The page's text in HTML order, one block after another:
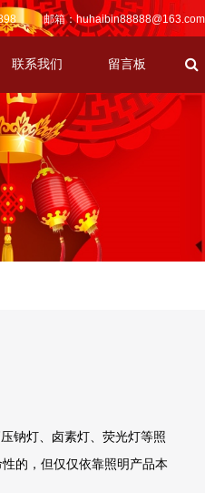
邮箱：huhaibin88888@163.com
联系我们 留言板
钠灯、卤素灯、荧光灯等照
的，但仅仅依靠照明产品本